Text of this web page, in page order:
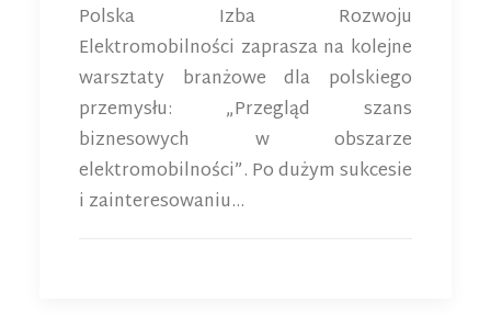
Polska Izba Rozwoju
Elektromobilności zaprasza na kolejne
warsztaty branżowe dla polskiego
przemysłu: „Przegląd szans
biznesowych w obszarze
elektromobilności”. Po dużym sukcesie
i zainteresowaniu…